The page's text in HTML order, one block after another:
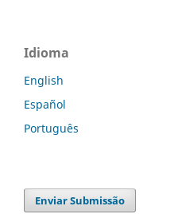
Idioma
English
Español
Português
Enviar Submissão